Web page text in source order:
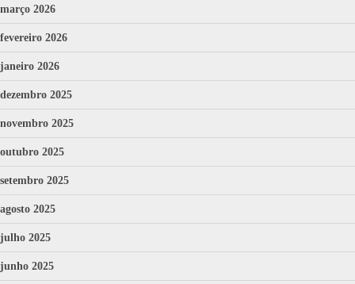
março 2026
fevereiro 2026
janeiro 2026
dezembro 2025
novembro 2025
outubro 2025
setembro 2025
agosto 2025
julho 2025
junho 2025